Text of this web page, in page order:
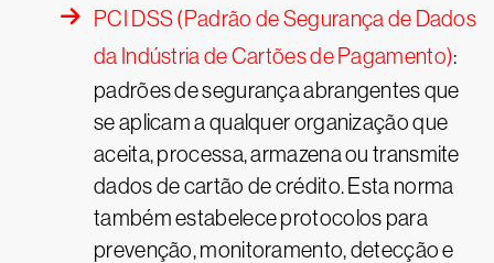
PCI DSS (Padrão de Segurança de Dados
da Indústria de Cartões de Pagamento):
padrões de segurança abrangentes que
se aplicam a qualquer organização que
aceita, processa, armazena ou transmite
dados de cartão de crédito. Esta norma
também estabelece protocolos para
prevenção, monitoramento, detecção e